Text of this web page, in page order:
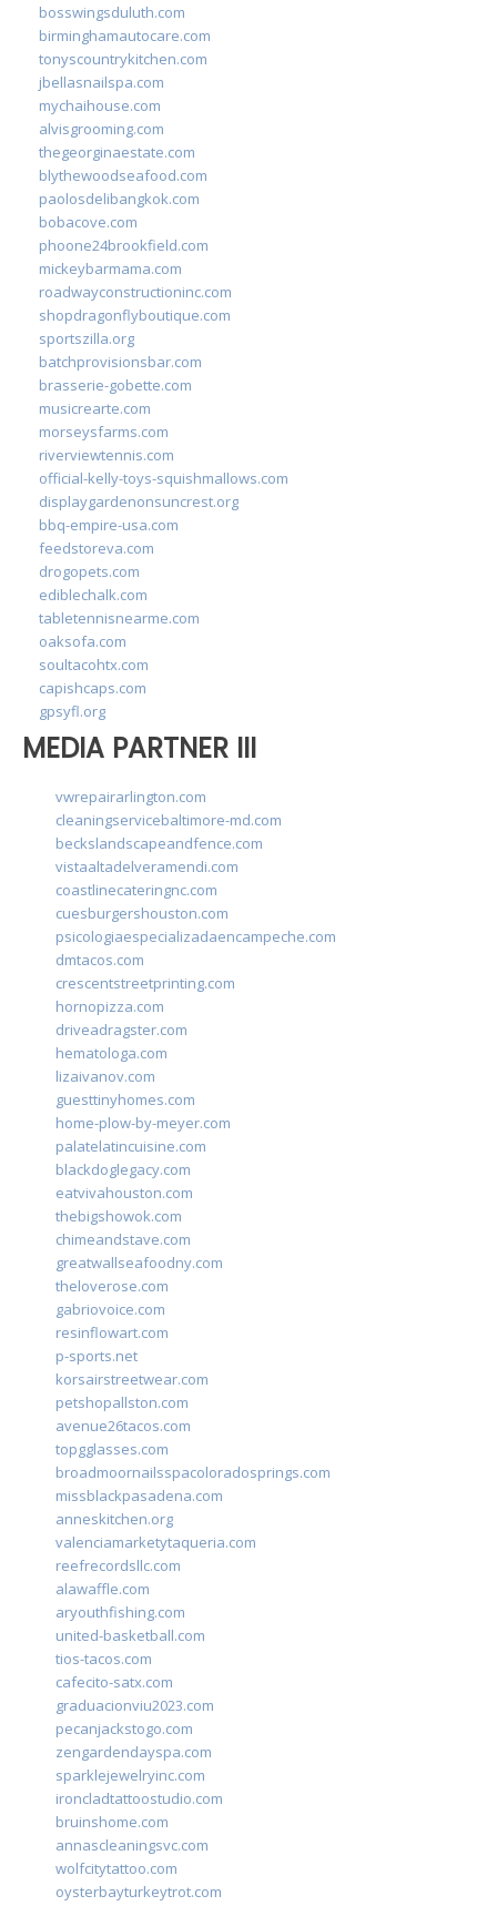
bosswingsduluth.com
birminghamautocare.com
tonyscountrykitchen.com
jbellasnailspa.com
mychaihouse.com
alvisgrooming.com
thegeorginaestate.com
blythewoodseafood.com
paolosdelibangkok.com
bobacove.com
phoone24brookfield.com
mickeybarmama.com
roadwayconstructioninc.com
shopdragonflyboutique.com
sportszilla.org
batchprovisionsbar.com
brasserie-gobette.com
musicrearte.com
morseysfarms.com
riverviewtennis.com
official-kelly-toys-squishmallows.com
displaygardenonsuncrest.org
bbq-empire-usa.com
feedstoreva.com
drogopets.com
ediblechalk.com
tabletennisnearme.com
oaksofa.com
soultacohtx.com
capishcaps.com
gpsyfl.org
MEDIA PARTNER III
vwrepairarlington.com
cleaningservicebaltimore-md.com
beckslandscapeandfence.com
vistaaltadelveramendi.com
coastlinecateringnc.com
cuesburgershouston.com
psicologiaespecializadaencampeche.com
dmtacos.com
crescentstreetprinting.com
hornopizza.com
driveadragster.com
hematologa.com
lizaivanov.com
guesttinyhomes.com
home-plow-by-meyer.com
palatelatincuisine.com
blackdoglegacy.com
eatvivahouston.com
thebigshowok.com
chimeandstave.com
greatwallseafoodny.com
theloverose.com
gabriovoice.com
resinflowart.com
p-sports.net
korsairstreetwear.com
petshopallston.com
avenue26tacos.com
topgglasses.com
broadmoornailsspacoloradosprings.com
missblackpasadena.com
anneskitchen.org
valenciamarketytaqueria.com
reefrecordsllc.com
alawaffle.com
aryouthfishing.com
united-basketball.com
tios-tacos.com
cafecito-satx.com
graduacionviu2023.com
pecanjackstogo.com
zengardendayspa.com
sparklejewelryinc.com
ironcladtattoostudio.com
bruinshome.com
annascleaningsvc.com
wolfcitytattoo.com
oysterbayturkeytrot.com